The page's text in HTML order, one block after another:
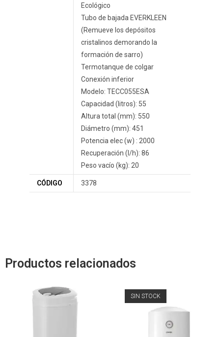
Ecológico
Tubo de bajada EVERKLEEN
(Remueve los depósitos
cristalinos demorando la
formación de sarro)
Termotanque de colgar
Conexión inferior
Modelo: TECC055ESA
Capacidad (litros): 55
Altura total (mm): 550
Diámetro (mm): 451
Potencia elec (w) : 2000
Recuperación (l/h): 86
Peso vacío (kg): 20
CÓDIGO 3378
Productos relacionados
SIN STOCK